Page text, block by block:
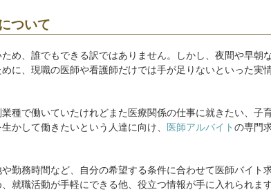
ついて
め、誰でもできる訳ではありません。しかし、夜間や早朝
に、現職の医師や看護師だけでは手が足りないといった実
種で働いていたけれどまた医療関係の仕事に就きたい、子
かして働きたいという人達に向け、
医師アルバイトの専門
勤務時間など、自分の希望する条件に合わせて医師バイト
就職活動が手軽にできる他、役立つ情報が手に入れられます